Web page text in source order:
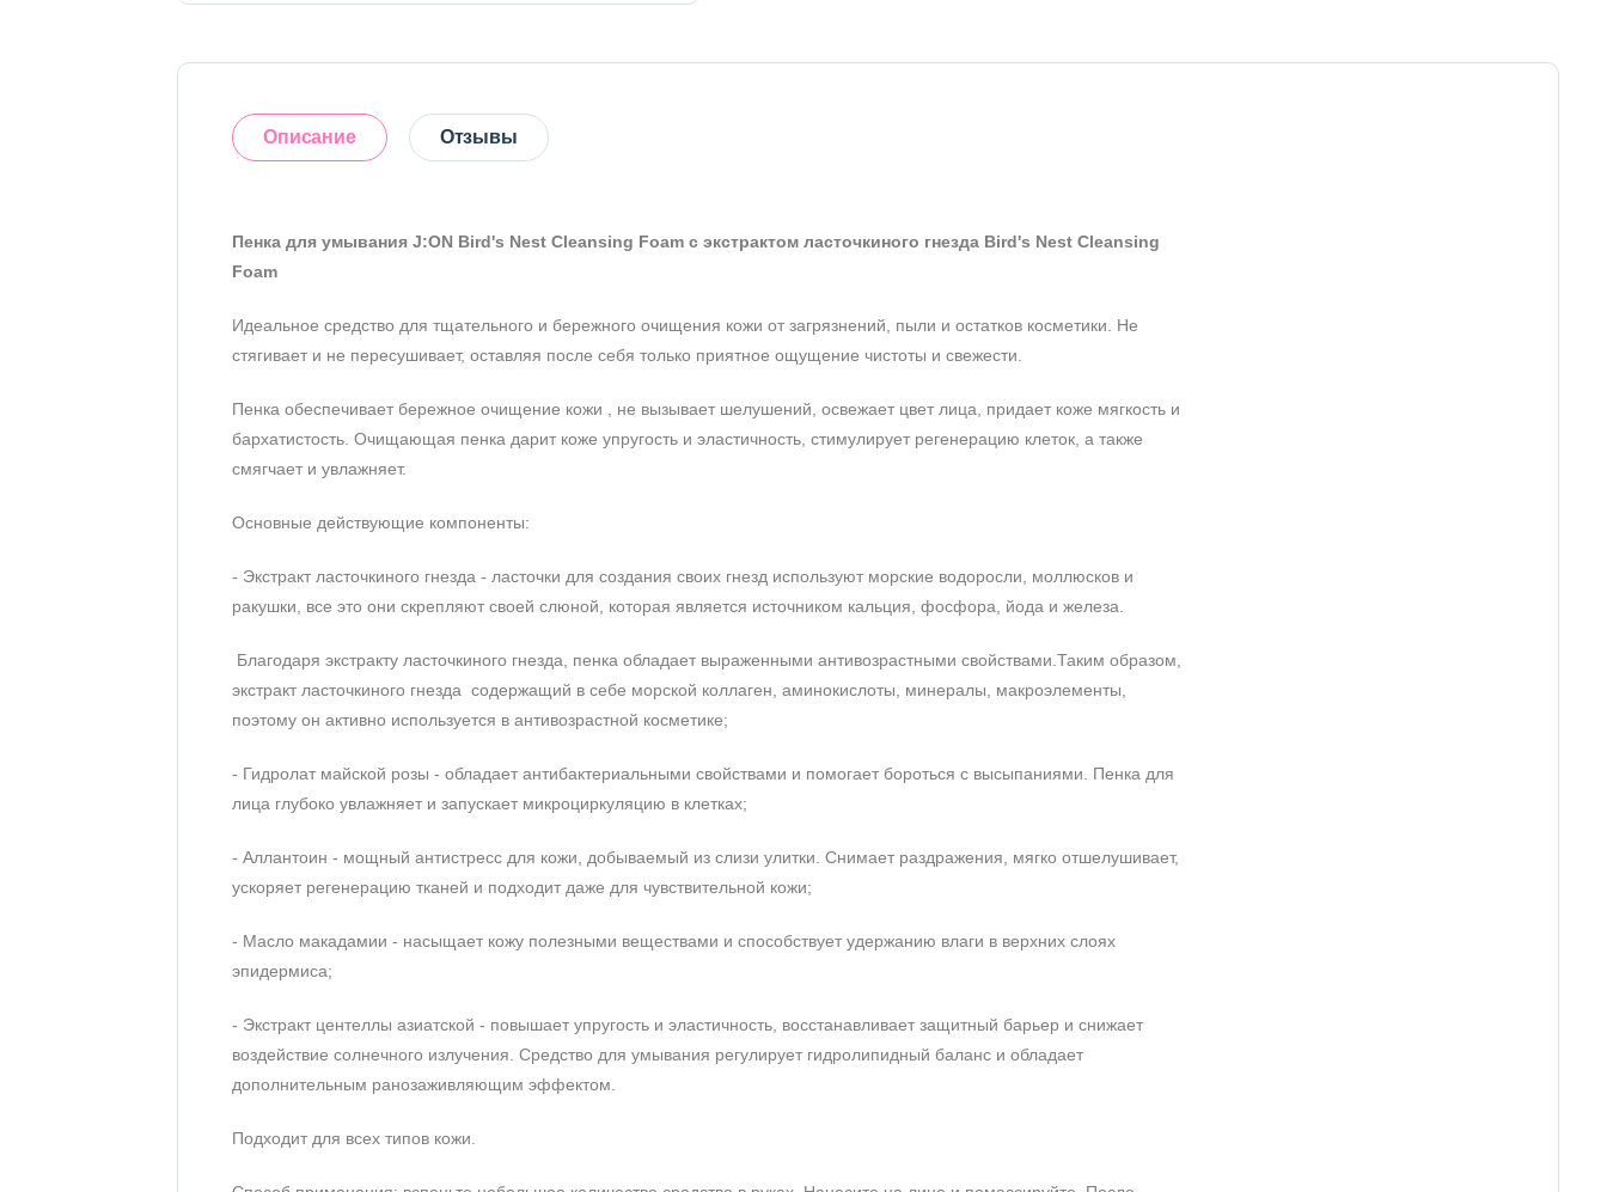
Описание Отзывы
Пенка для умывания J:ON Bird's Nest Cleansing Foam c экстрактом ласточкиного гнезда Bird's Nest Cleansing
Foam
Идеальное средство для тщательного и бережного очищения кожи от загрязнений, пыли и остатков косметики. Не
стягивает и не пересушивает, оставляя после себя только приятное ощущение чистоты и свежести.
Пенка обеспечивает бережное очищение кожи , не вызывает шелушений, освежает цвет лица, придает коже мягкость и
бархатистость. Очищающая пенка дарит коже упругость и эластичность, стимулирует регенерацию клеток, а также
смягчает и увлажняет.
Основные действующие компоненты:
- Экстракт ласточкиного гнезда - ласточки для создания своих гнезд используют морские водоросли, моллюсков и
ракушки, все это они скрепляют своей слюной, которая является источником кальция, фосфора, йода и железа.
Благодаря экстракту ласточкиного гнезда, пенка обладает выраженными антивозрастными свойствами.Таким образом,
экстракт ласточкиного гнезда содержащий в себе морской коллаген, аминокислоты, минералы, макроэлементы,
поэтому он активно используется в антивозрастной косметике;
- Гидролат майской розы - обладает антибактериальными свойствами и помогает бороться с высыпаниями. Пенка для
лица глубоко увлажняет и запускает микроциркуляцию в клетках;
- Аллантоин - мощный антистресс для кожи, добываемый из слизи улитки. Снимает раздражения, мягко отшелушивает,
ускоряет регенерацию тканей и подходит даже для чувствительной кожи;
- Масло макадамии - насыщает кожу полезными веществами и способствует удержанию влаги в верхних слоях
эпидермиса;
- Экстракт центеллы азиатской - повышает упругость и эластичность, восстанавливает защитный барьер и снижает
воздействие солнечного излучения. Средство для умывания регулирует гидролипидный баланс и обладает
дополнительным ранозаживляющим эффектом.
Подходит для всех типов кожи.
4.3
На основании 3 отзывов
2
0%
3
33%
4
Оставить отзыв
Полина
Пенка очищает до скрипа, все стягивает, еще и яркая отдушка, которая остается с вами
на какое-то время